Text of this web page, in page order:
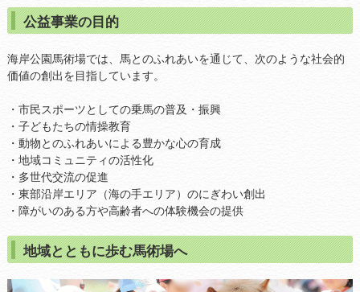
公益事業の目的
海岸公園馬術場では、馬とのふれあいを通じて、次のような社会的
価値の創出を目指しています。
・市民スポーツとしての乗馬の普及・振興
・子どもたちの情操教育
・動物とのふれあいによる豊かな心の育成
・地域コミュニティの活性化
・多世代交流の促進
・東部沿岸エリア（海の手エリア）のにぎわい創出
・障がいのある方や高齢者への体験機会の提供
地域とともに歩む馬術場へ